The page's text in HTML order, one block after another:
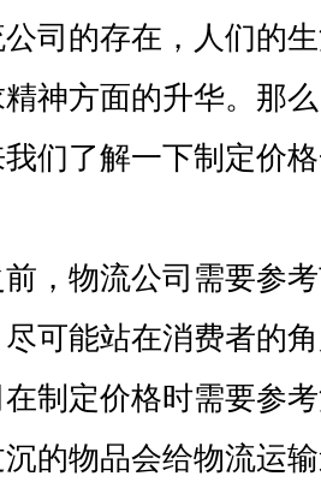
司的存在，人们的
神方面的升华。那
们了解一下制定价
，物流公司需要参
可能站在消费者的
制定价格时需要参
的物品会给物流运